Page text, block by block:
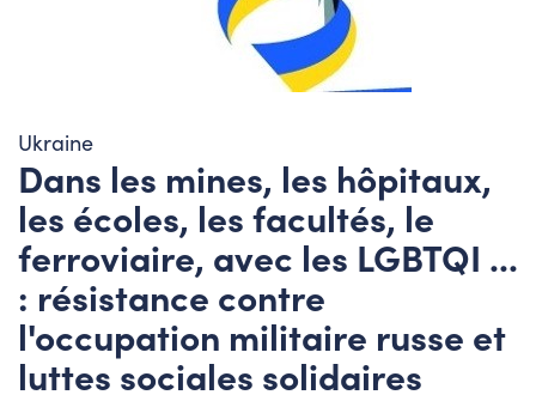
Ukraine
Dans les mines, les hôpitaux,
les écoles, les facultés, le
ferroviaire, avec les LGBTQI ...
: résistance contre
l'occupation militaire russe et
luttes sociales solidaires